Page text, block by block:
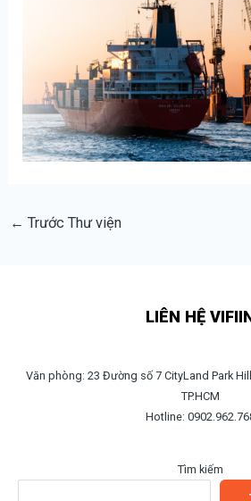
← Trước Thư viện
LIÊN HỆ
Văn phòng: 23 Đường số 7 CityLand Park
TP.HCM
Hotline:
Tìm kiếm